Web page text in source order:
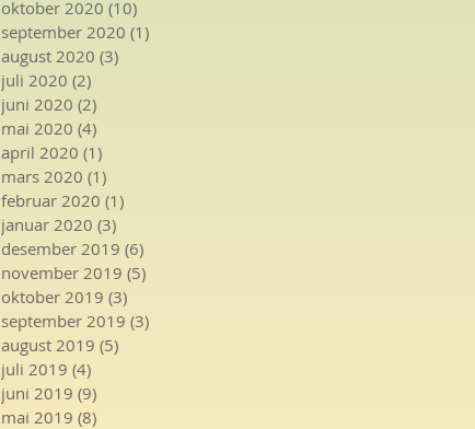
oktober 2020 (10)
september 2020 (1)
august 2020 (3)
juli 2020 (2)
juni 2020 (2)
mai 2020 (4)
april 2020 (1)
mars 2020 (1)
februar 2020 (1)
januar 2020 (3)
desember 2019 (6)
november 2019 (5)
oktober 2019 (3)
september 2019 (3)
august 2019 (5)
juli 2019 (4)
juni 2019 (9)
mai 2019 (8)